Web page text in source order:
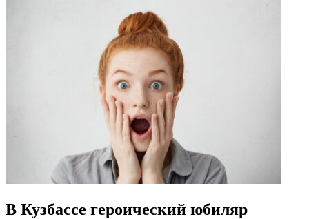
В Кузбассе героический юбиляр